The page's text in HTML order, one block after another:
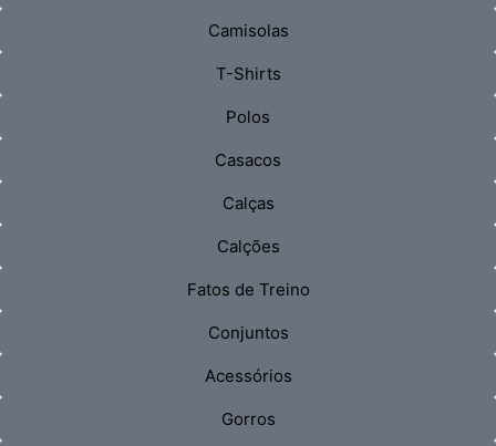
Camisolas
T-Shirts
Polos
Casacos
Calças
Calções
Fatos de Treino
Conjuntos
Acessórios
Gorros